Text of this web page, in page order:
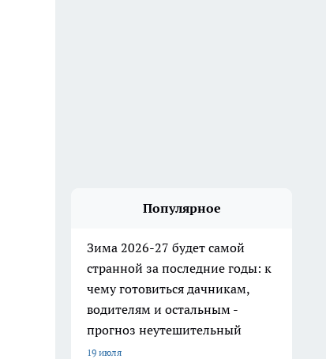
Популярное
Зима 2026-27 будет самой
странной за последние годы: к
чему готовиться дачникам,
водителям и остальным -
прогноз неутешительный
19 июля